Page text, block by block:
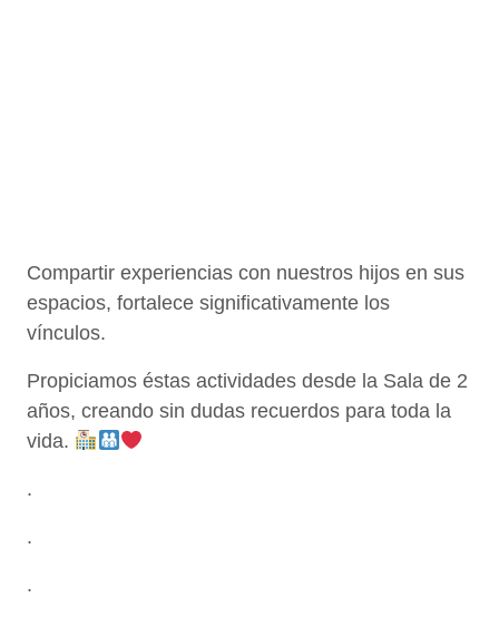
Compartir experiencias con nuestros hijos en sus
espacios, fortalece significativamente los
vínculos.
Propiciamos éstas actividades desde la Sala de 2
años, creando sin dudas recuerdos para toda la
vida.
.
.
.